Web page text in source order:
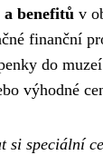
a benefitů v
finanční
do
výhodné
si speciální